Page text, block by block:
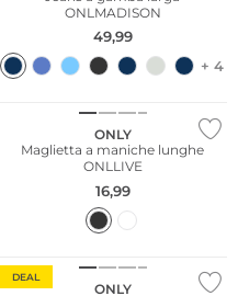
ONLMADISON
49,99
+ 4
ONLY
Maglietta a maniche lunghe
ONLLIVE
16,99
DEAL
ONLY